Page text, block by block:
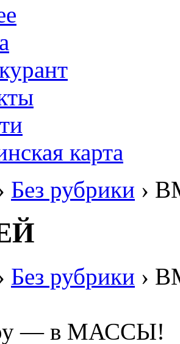
карта
Без рубрики ›
Без рубрики ›